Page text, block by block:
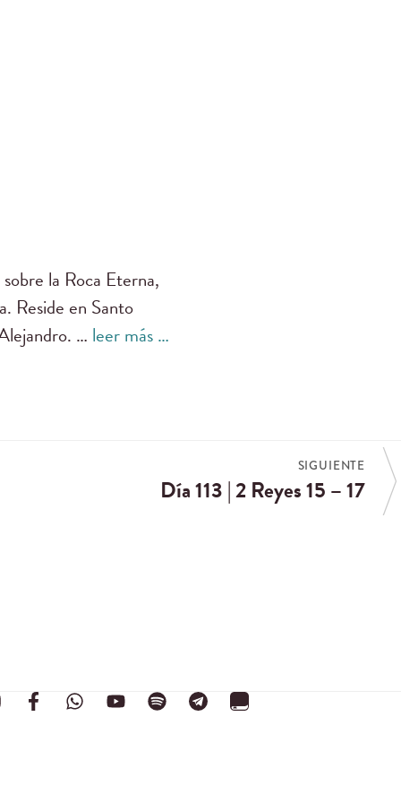
la Roca Eterna,
Reside en Santo
… leer más …
SIGUIENTE
Día 113 | 2 Reyes 15 – 17